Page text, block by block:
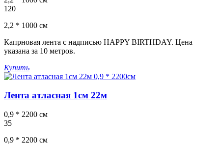
120
2,2 * 1000 см
Капрновая лента с надписью HAPPY BIRTHDAY. Цена
указана за 10 метров.
Купить
Лента атласная 1см 22м
0,9 * 2200 см
35
0,9 * 2200 см